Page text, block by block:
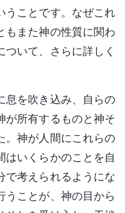
うことです。なぜこれ
もまた神の性質に関わ
いて、さらに詳しく
息を吹き込み、自らの
が所有するものと神そ
。神が人間にこれらの
はいくらかのことを自
で考えられるようにな
うことが、神の目から